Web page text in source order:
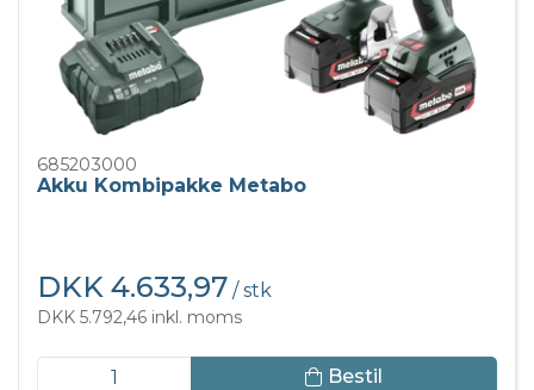
685203000
Akku Kombipakke Metabo
DKK 4.633,97 / stk
DKK 5.792,46 inkl. moms
Bestil